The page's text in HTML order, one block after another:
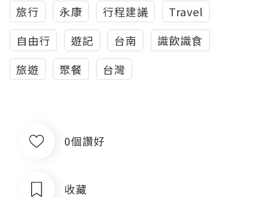
旅行
永康 行程建議
Travel
自由行
遊記 台南
識飲識食
旅遊
聚餐 台灣
0個讚好
收藏